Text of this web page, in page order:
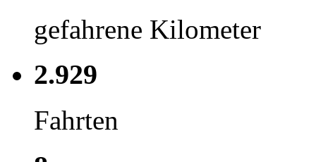
gefahrene Kilometer
2.929
Fahrten